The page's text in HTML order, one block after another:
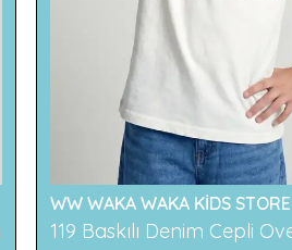
WW WAKA WAKA KİDS STORE